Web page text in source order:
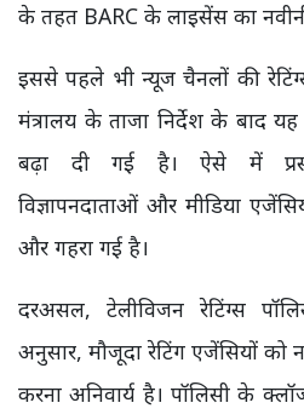
के तहत BARC के लाइसेंस का
इससे पहले भी न्यूज चैनलों की
मंत्रालय के ताजा निर्देश के बाद
बढ़ा दी गई है। ऐसे में
विज्ञापनदाताओं और मीडिया
और गहरा गई है।
दरअसल, टेलीविजन रेटिंग्स
अनुसार, मौजूदा रेटिंग एजेंसियों को
करना अनिवार्य है। पॉलिसी के